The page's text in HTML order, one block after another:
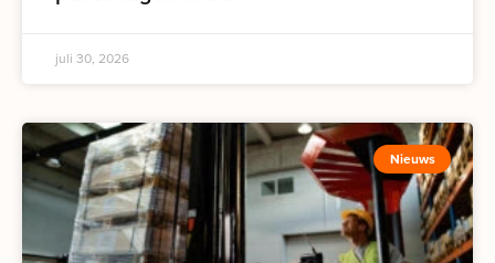
juli 30, 2026
Nieuws